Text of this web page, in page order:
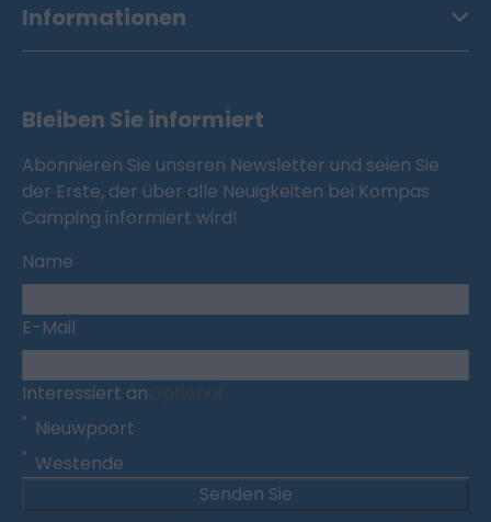
Informationen
Bleiben Sie informiert
Abonnieren Sie unseren Newsletter und seien Sie
der Erste, der über alle Neuigkeiten bei Kompas
Camping informiert wird!
Name
E-Mail
Interessiert an
Nieuwpoort
Westende
Senden Sie